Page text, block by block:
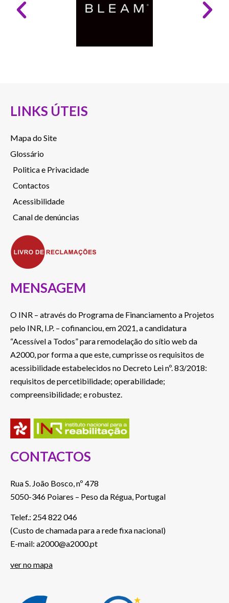
LINKS ÚTEIS
Mapa do Site
Glossário
Politica e Privacidade
Contactos
Acessibilidade
Canal de denúncias
MENSAGEM
O INR – através do Programa de Financiamento a Projetos
pelo INR, I.P. – cofinanciou, em 2021, a candidatura
“Acessível a Todos” para remodelação do sítio web da
A2000, por forma a que este, cumprisse os requisitos de
acessibilidade estabelecidos no Decreto Lei nº. 83/2018:
requisitos de percetibilidade; operabilidade;
compreensibilidade; e robustez.
CONTACTOS
Rua S. João Bosco, nº 478
5050-346 Poiares – Peso da Régua, Portugal
Telef.: 254 822 046
(Custo de chamada para a rede fixa nacional)
E-mail: a2000@a2000.pt
ver no mapa